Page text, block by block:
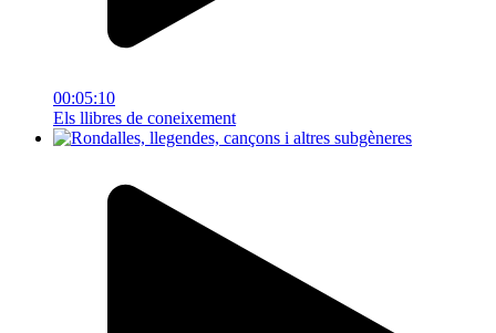
00:05:10
Els llibres de coneixement